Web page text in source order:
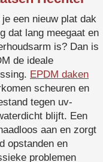
je een nieuw plat dak
dat lang meegaat en
is? Dan is
de ideale
EPDM daken
scheuren en
tegen uv-
blijft. Een
aan en zorgt
opstanden en
problemen